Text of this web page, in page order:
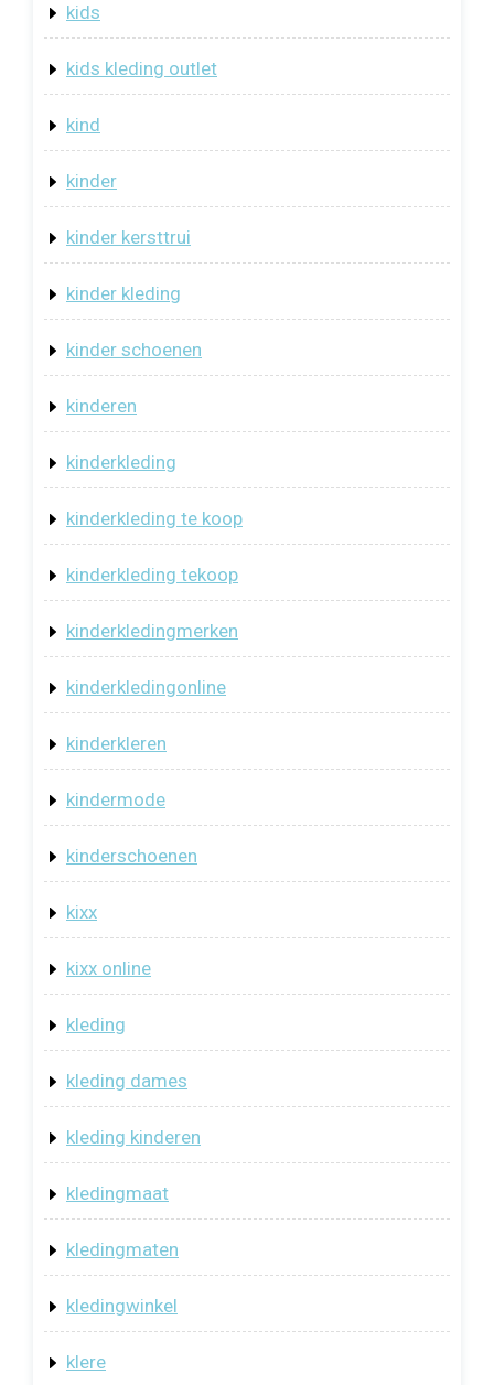
kids
kids kleding outlet
kind
kinder
kinder kersttrui
kinder kleding
kinder schoenen
kinderen
kinderkleding
kinderkleding te koop
kinderkleding tekoop
kinderkledingmerken
kinderkledingonline
kinderkleren
kindermode
kinderschoenen
kixx
kixx online
kleding
kleding dames
kleding kinderen
kledingmaat
kledingmaten
kledingwinkel
klere